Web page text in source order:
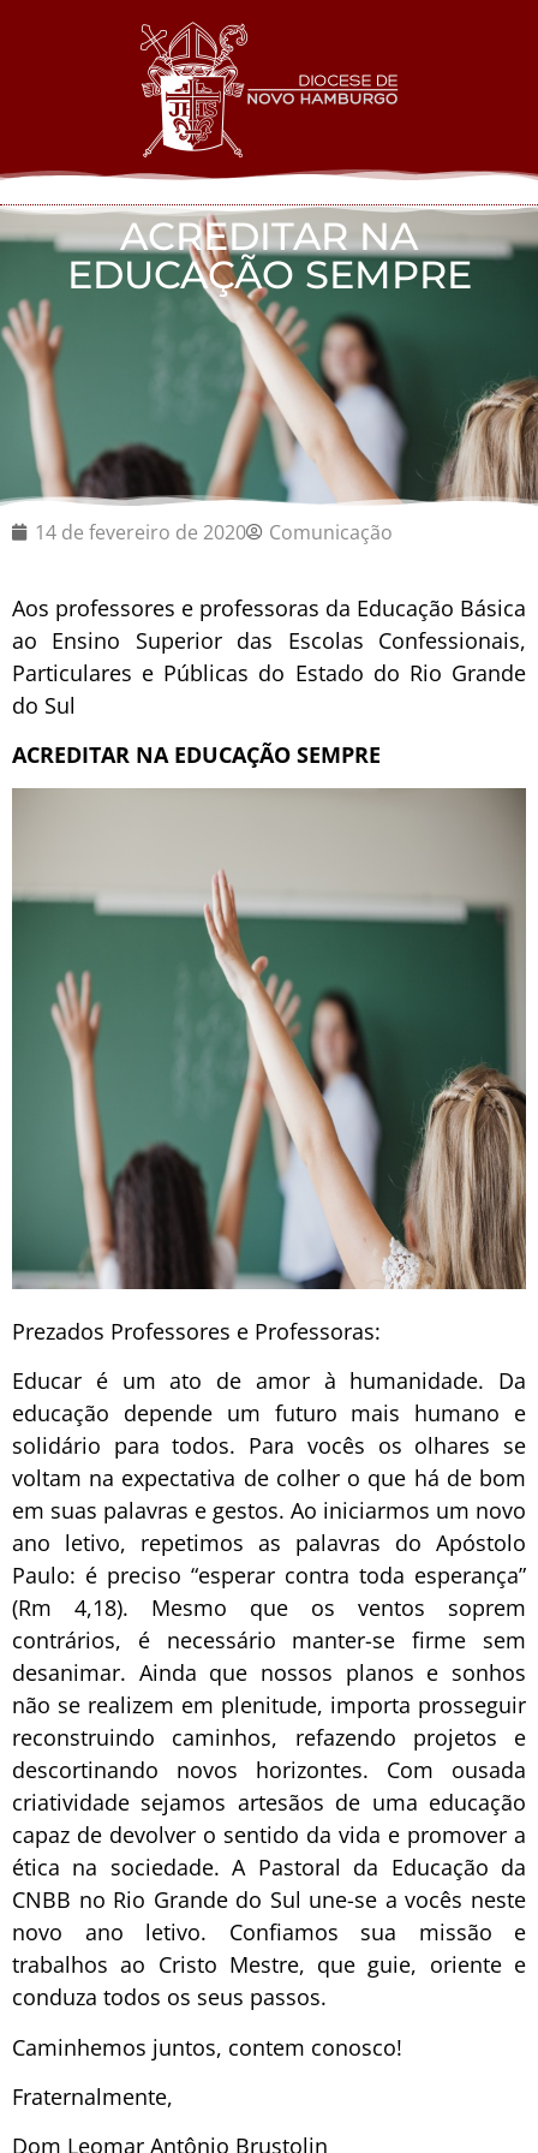
ACREDITAR NA
EDUCAÇÃO SEMPRE
14 de fevereiro de 2020 Comunicação
Aos professores e professoras da Educação Básica
ao Ensino Superior das Escolas Confessionais,
Particulares e Públicas do Estado do Rio Grande
do Sul
ACREDITAR NA EDUCAÇÃO SEMPRE
Prezados Professores e Professoras:
Educar é um ato de amor à humanidade. Da
educação depende um futuro mais humano e
solidário para todos. Para vocês os olhares se
voltam na expectativa de colher o que há de bom
em suas palavras e gestos. Ao iniciarmos um novo
ano letivo, repetimos as palavras do Apóstolo
Paulo: é preciso “esperar contra toda esperança”
(Rm 4,18). Mesmo que os ventos soprem
contrários, é necessário manter-se firme sem
desanimar. Ainda que nossos planos e sonhos
não se realizem em plenitude, importa prosseguir
reconstruindo caminhos, refazendo projetos e
descortinando novos horizontes. Com ousada
criatividade sejamos artesãos de uma educação
capaz de devolver o sentido da vida e promover a
ética na sociedade. A Pastoral da Educação da
CNBB no Rio Grande do Sul une-se a vocês neste
novo ano letivo. Confiamos sua missão e
trabalhos ao Cristo Mestre, que guie, oriente e
conduza todos os seus passos.
Caminhemos juntos, contem conosco!
Fraternalmente,
Dom Leomar Antônio Brustolin